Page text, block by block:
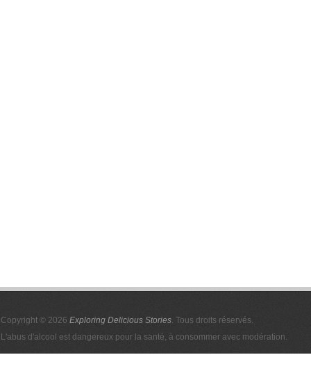
Copyright © 2026 Exploring Delicious Stories. Tous droits réservés.
L'abus d'alcool est dangereux pour la santé, à consommer avec modération.